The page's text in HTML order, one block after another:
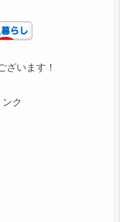
ざいます！
ク